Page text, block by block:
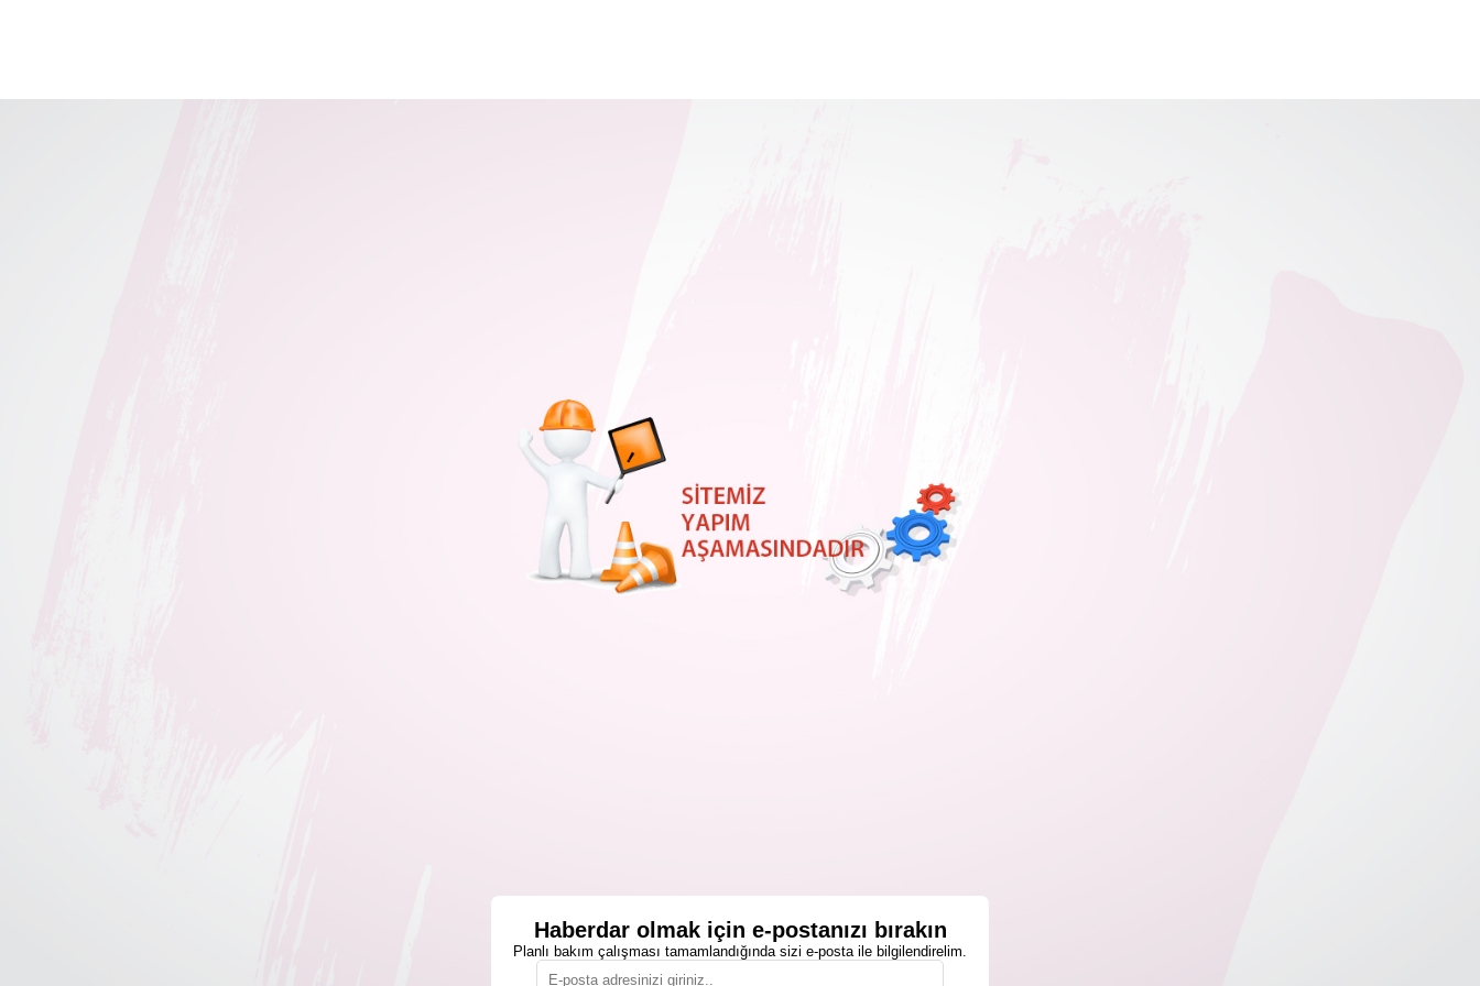
Haberdar olmak için e-postanızı bırakın
Planlı bakım çalışması tamamlandığında sizi e-posta ile bilgilendirelim.